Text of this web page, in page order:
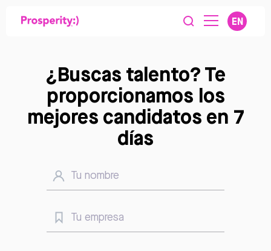
EN
¿Buscas talento? Te
proporcionamos los
mejores candidatos en 7
días